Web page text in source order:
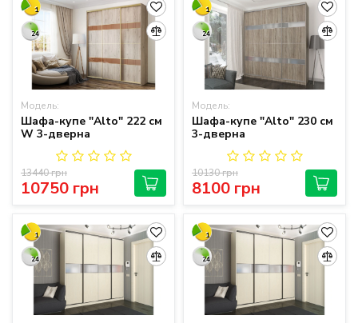
1
24
Модель:
Шафа-купе "Alto" 222 см
W 3-дверна
10750 грн
13440 грн
1
24
Модель:
Шафа-купе "Alto" 230 см
3-дверна
8100 грн
10130 грн
1
24
1
24